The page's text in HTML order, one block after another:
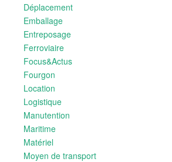
Déplacement
Emballage
Entreposage
Ferroviaire
Focus&Actus
Fourgon
Location
Logistique
Manutention
Maritime
Matériel
Moyen de transport